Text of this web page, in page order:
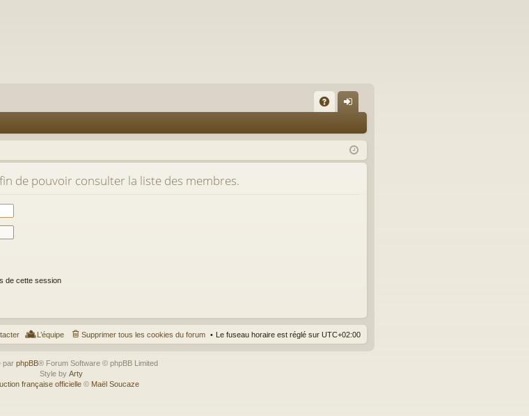
Q ne
xi
de pouvoir consulter la liste des membres.
de cette session
Le fuseau horaire est réglé sur UTC+02:00
Supprimer tous les cookies du forum
L’équipe
par phpBB® Forum Software © phpBB Limited
Style by Arty
française officielle © Maël Soucaze